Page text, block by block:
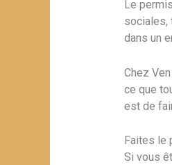
Le
sociales,
dans un
Chez
ce que
est de
Faites le
Si vous